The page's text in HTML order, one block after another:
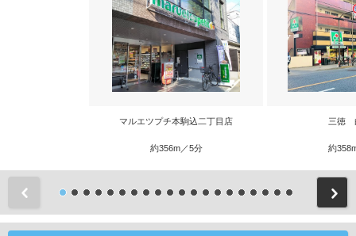
マルエツプチ本駒込二丁目店
約356m／5分
三徳
約